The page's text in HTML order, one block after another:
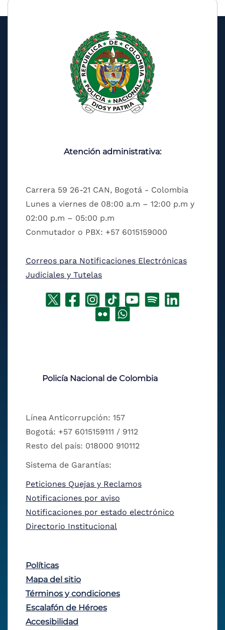
Atención administrativa:
Carrera 59 26-21 CAN, Bogotá - Colombia
Lunes a viernes de 08:00 a.m – 12:00 p.m y
02:00 p.m – 05:00 p.m
Conmutador o PBX: +57 6015159000
Correos para Notificaciones Electrónicas
Judiciales y Tutelas
Policía Nacional de Colombia
Línea Anticorrupción: 157
Bogotá: +57 6015159111 / 9112
Resto del país: 018000 910112
Sistema de Garantías:
Peticiones Quejas y Reclamos
Notificaciones por aviso
Notificaciones por estado electrónico
Directorio Institucional
Políticas
Mapa del sitio
Términos y condiciones
Escalafón de Héroes
Accesibilidad